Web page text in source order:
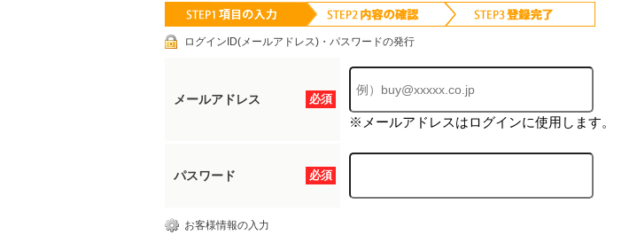
ログインID(メールアドレス)・パスワードの発行
必須
メールアドレス
※メールアドレスはログインに使用します。
必須
パスワード
お客様情報の入力